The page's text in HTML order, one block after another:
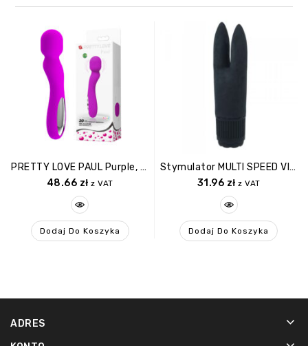
PRETTY LOVE PAUL Purple, USB 30 Function
48.66 zł z VAT
Dodaj Do Koszyka
Stymulator MULTI SPEED VIBE W/ DUAL MOTORS.PU COATED SURFACE.
31.96 zł z VAT
Dodaj Do Koszyka
ADRES